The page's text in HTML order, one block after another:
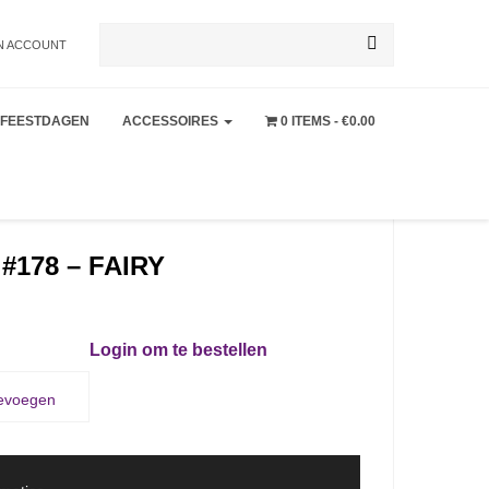
ACCOUNT
naar:
FEESTDAGEN ACCESSOIRES 0 ITEMS €0.00
– FAIRY
Login om te bestellen